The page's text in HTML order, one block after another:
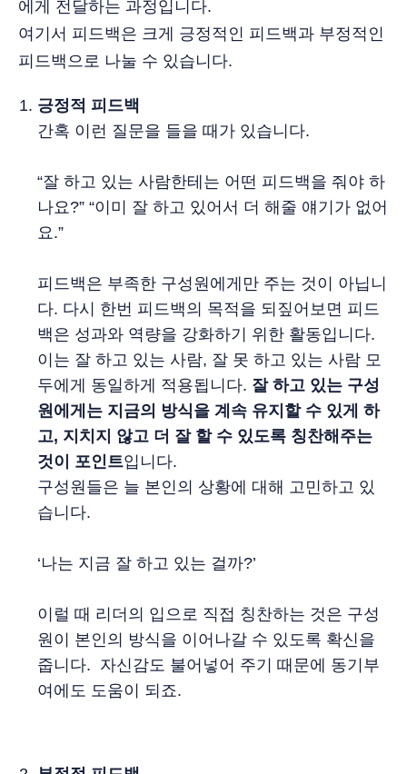
에게 전달하는 과정입니다.
여기서 피드백은 크게 긍정적인 피드백과 부정적인
피드백으로 나눌 수 있습니다.
긍정적 피드백
간혹 이런 질문을 들을 때가 있습니다.
“잘 하고 있는 사람한테는 어떤 피드백을 줘야 하
나요?” “이미 잘 하고 있어서 더 해줄 얘기가 없어
요.”
피드백은 부족한 구성원에게만 주는 것이 아닙니
다. 다시 한번 피드백의 목적을 되짚어보면 피드
백은 성과와 역량을 강화하기 위한 활동입니다.
이는 잘 하고 있는 사람, 잘 못 하고 있는 사람 모
두에게 동일하게 적용됩니다. 잘 하고 있는 구성
원에게는 지금의 방식을 계속 유지할 수 있게 하
고, 지치지 않고 더 잘 할 수 있도록 칭찬해주는
것이 포인트입니다.
구성원들은 늘 본인의 상황에 대해 고민하고 있
습니다.
‘나는 지금 잘 하고 있는 걸까?’
이럴 때 리더의 입으로 직접 칭찬하는 것은 구성
원이 본인의 방식을 이어나갈 수 있도록 확신을
줍니다. 자신감도 불어넣어 주기 때문에 동기부
여에도 도움이 되죠.